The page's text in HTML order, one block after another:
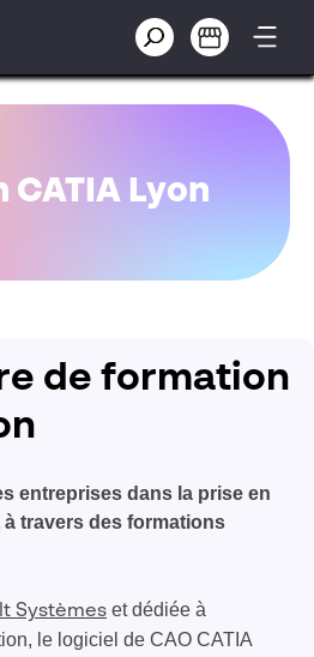
Lyon
de formation
entreprises dans la prise en
à travers des formations
Systèmes et dédiée à
le logiciel de CAO CATIA